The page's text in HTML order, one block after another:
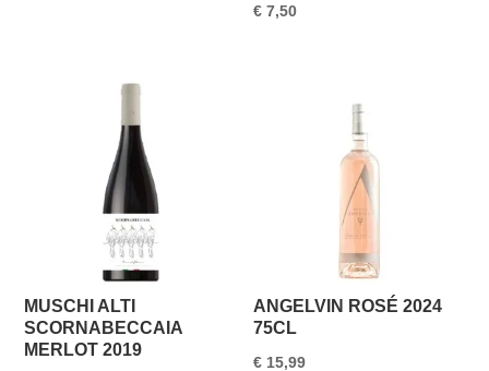
€ 7,50
MUSCHI ALTI
SCORNABECCAIA
MERLOT 2019
ANGELVIN ROSÉ 2024
75CL
€ 15,99